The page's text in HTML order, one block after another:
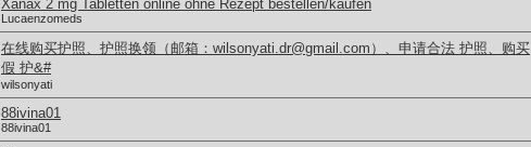
Xanax 2 mg Tabletten online ohne Rezept bestellen/kaufen
Lucaenzomeds
在线购买护照、护照换领（邮箱：wilsonyati.dr@gmail.com）、申请合法 护照、购买
假 护&#
wilsonyati
88ivina01
88ivina01